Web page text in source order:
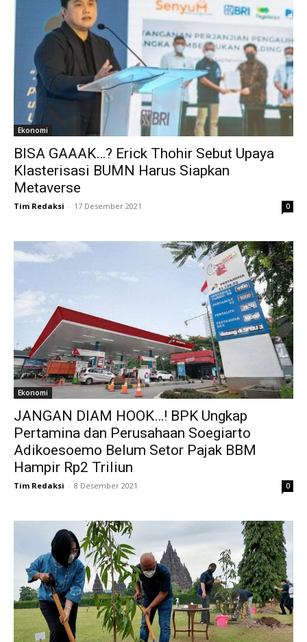
Ekonomi
BISA GAAAK…? Erick Thohir Sebut Upaya
Klasterisasi BUMN Harus Siapkan
Metaverse
Tim Redaksi - 17 Desember 2021 0
Ekonomi
JANGAN DIAM HOOK…! BPK Ungkap
Pertamina dan Perusahaan Soegiarto
Adikoesoemo Belum Setor Pajak BBM
Hampir Rp2 Triliun
Tim Redaksi - 8 Desember 2021 0